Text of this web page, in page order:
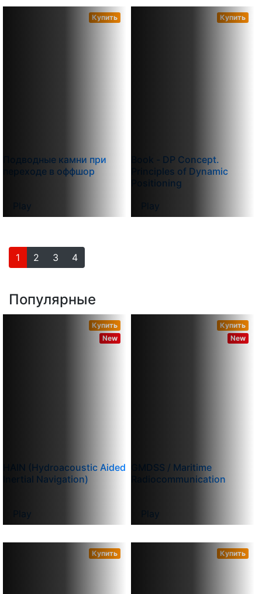
Купить
Подводные камни при
переходе в оффшор
Play
Купить
Book - DP Concept.
Principles of Dynamic
Positioning
Play
1 2 3 4
Популярные
Купить
New
HAIN (Hydroacoustic Aided
Inertial Navigation)
Play
Купить
New
GMDSS / Maritime
Radiocommunication
Play
Купить Купить